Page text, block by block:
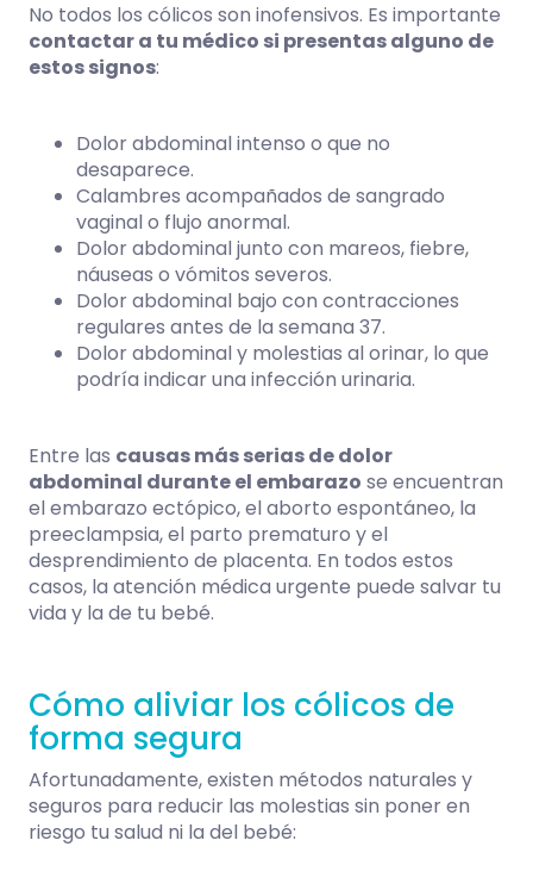
No todos los cólicos son inofensivos. Es importante
contactar a tu médico si presentas alguno de
estos signos:
Dolor abdominal intenso o que no
desaparece.
Calambres acompañados de sangrado
vaginal o flujo anormal.
Dolor abdominal junto con mareos, fiebre,
náuseas o vómitos severos.
Dolor abdominal bajo con contracciones
regulares antes de la semana 37.
Dolor abdominal y molestias al orinar, lo que
podría indicar una infección urinaria.
Entre las causas más serias de dolor
abdominal durante el embarazo se encuentran
el embarazo ectópico, el aborto espontáneo, la
preeclampsia, el parto prematuro y el
desprendimiento de placenta. En todos estos
casos, la atención médica urgente puede salvar tu
vida y la de tu bebé.
Cómo aliviar los cólicos de
forma segura
Afortunadamente, existen métodos naturales y
seguros para reducir las molestias sin poner en
riesgo tu salud ni la del bebé: